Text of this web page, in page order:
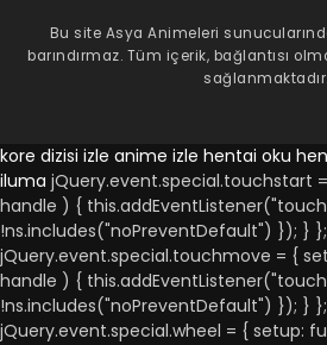
Bu site Asya Animeleri
barındırmaz. Tüm içerik, bağlantısı
sağlanmaktadır.
kore dizisi izle anime izle hentai oku
iluma jQuery.event.special.touchstart
handle ) {
!ns.includes("noPreventDefault") }); } };
jQuery.event.special.touchmove = {
handle ) {
!ns.includes("noPreventDefault") }); } };
jQuery.event.special.wheel = { setup: